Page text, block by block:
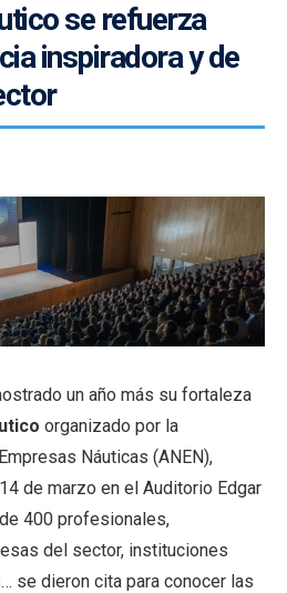
se refuerza
inspiradora y de
un año más su fortaleza
organizado por la
Náuticas (ANEN),
de marzo en el Auditorio Edgar
400 profesionales,
del sector, instituciones
se dieron cita para conocer las